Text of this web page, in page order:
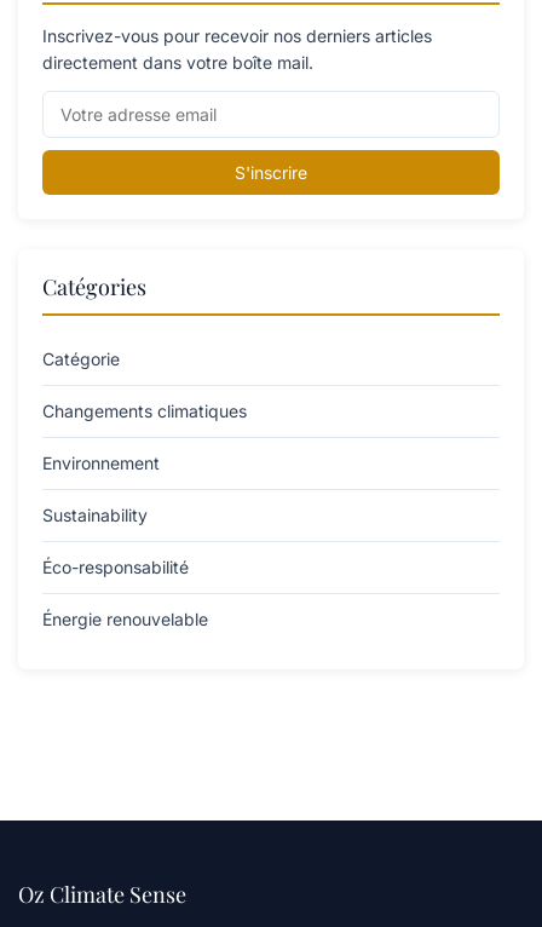
Inscrivez-vous pour recevoir nos derniers articles
directement dans votre boîte mail.
S'inscrire
Catégories
Catégorie
Changements climatiques
Environnement
Sustainability
Éco-responsabilité
Énergie renouvelable
Oz Climate Sense